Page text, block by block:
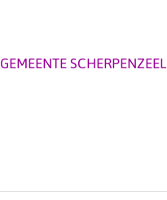
GEMEENTE SCHERPENZEEL